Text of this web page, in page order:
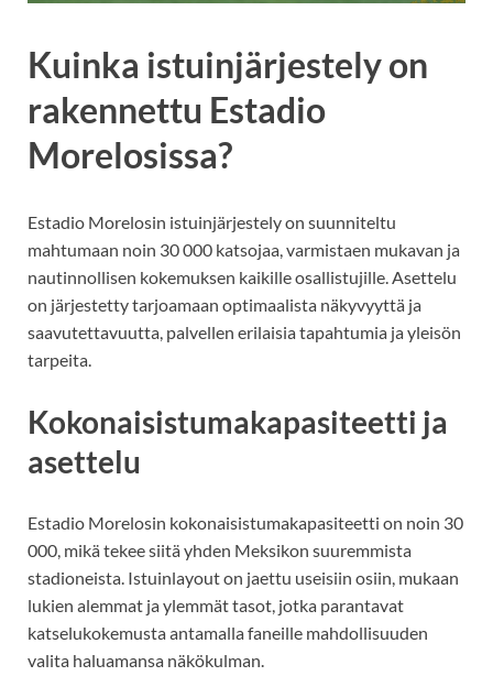
Kuinka istuinjärjestely on
rakennettu Estadio
Morelosissa?
Estadio Morelosin istuinjärjestely on suunniteltu
mahtumaan noin 30 000 katsojaa, varmistaen mukavan ja
nautinnollisen kokemuksen kaikille osallistujille. Asettelu
on järjestetty tarjoamaan optimaalista näkyvyyttä ja
saavutettavuutta, palvellen erilaisia tapahtumia ja yleisön
tarpeita.
Kokonaisistumakapasiteetti ja
asettelu
Estadio Morelosin kokonaisistumakapasiteetti on noin 30
000, mikä tekee siitä yhden Meksikon suuremmista
stadioneista. Istuinlayout on jaettu useisiin osiin, mukaan
lukien alemmat ja ylemmät tasot, jotka parantavat
katselukokemusta antamalla faneille mahdollisuuden
valita haluamansa näkökulman.